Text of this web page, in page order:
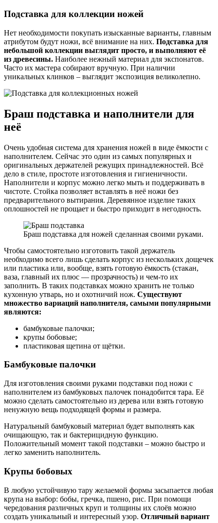
Подставка для коллекции ножей
Нет необходимости покупать изысканные варианты, главным
атрибутом будут ножи, всё внимание на них. Подставка для
небольшой коллекции выглядит просто, и выполняют её
из древесины. Наиболее нежный материал для экспонатов.
Часто их мастера собирают вручную. При наличии
уникальных клинков – выглядит экспозиция великолепно.
Браш подставка и наполнители для
неё
Очень удобная система для хранения ножей в виде ёмкости с
наполнителем. Сейчас это один из самых популярных и
оригинальных держателей режущих принадлежностей. Всё
дело в стиле, простоте изготовления и гигиеничности.
Наполнители и корпус можно легко мыть и поддерживать в
чистоте. Стойка позволяет вставлять в неё ножи без
предварительного вытирания. Деревянное изделие таких
оплошностей не прощает и быстро приходит в негодность.
Браш подставка для ножей сделанная своими руками.
Чтобы самостоятельно изготовить такой держатель
необходимо всего лишь сделать корпус из нескольких дощечек
или пластика или, вообще, взять готовую ёмкость (стакан,
ваза, главный их плюс — прозрачность) и чем-то их
заполнить. В таких подставках можно хранить не только
кухонную утварь, но и охотничий нож. Существуют
множество вариаций наполнителя, самыми популярными
являются:
бамбуковые палочки;
крупы бобовые;
пластиковая щетина от щётки.
Бамбуковые палочки
Для изготовления своими руками подставки под ножи с
наполнителем из бамбуковых палочек понадобится тара. Её
можно сделать самостоятельно из дерева или взять готовую
ненужную вещь подходящей формы и размера.
Натуральный бамбуковый материал будет выполнять как
очищающую, так и бактерицидную функцию.
Положительный момент такой подставки – можно быстро и
легко заменить наполнитель.
Крупы бобовых
В любую устойчивую тару желаемой формы засыпается любая
крупа на выбор: бобы, гречка, пшено, рис. При помощи
чередования различных круп и толщины их слоёв можно
создать уникальный и интересный узор. Отличный вариант